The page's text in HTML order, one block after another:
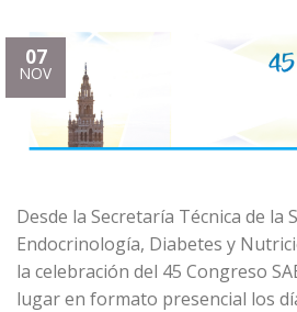
07
NOV
Desde la Secretaría Técnica de la
Endocrinología, Diabetes y
la celebración del 45 Congreso
lugar en formato presencial los